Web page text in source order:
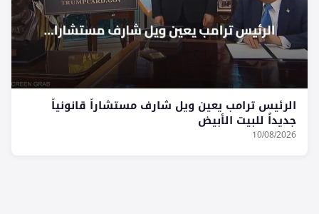
الرئيس ترامب يعين ويل شارف مستشاراً قانونياً
جديداً للبيت الأبيض
10/08/2026